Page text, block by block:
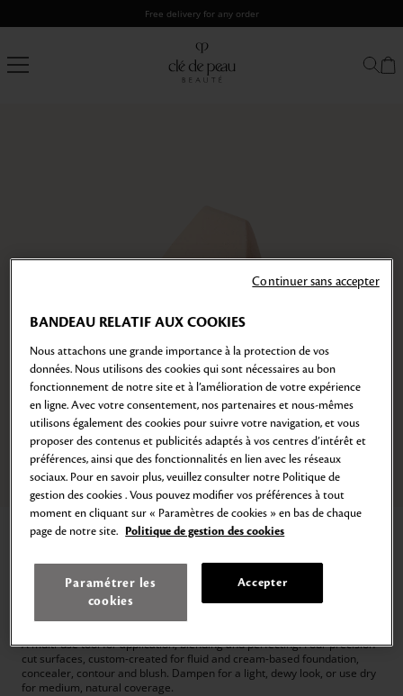
Free delivery for any order
de
Peau
Home Makeup Accessories Brushes & Puffs
THE SPONGE
Applies & Perfects Complexion
A multi-use tool for application, blending and perfecting. Four precision-
cut surfaces, custom-created for fluid and cream-based foundation,
concealer, contour and blush. Dampen for a light, dewy look, or use dry
for medium, natural coverage.
BANDEAU RELATIF AUX COOKIES
Nous attachons une grande importance à la protection de vos
données. Nous utilisons des cookies qui sont nécessaires au bon
fonctionnement de notre site et à l’amélioration de votre expérience
en ligne. Avec votre consentement, nos partenaires et nous-mêmes
utilisons également des cookies pour suivre votre navigation, et vous
proposer des contenus et publicités adaptés à vos centres d’intérêt et
préférences, ainsi que des fonctionnalités en lien avec les réseaux
sociaux. Pour en savoir plus, veuillez consulter notre Politique de
gestion des cookies . Vous pouvez modifier vos préférences à tout
moment en cliquant sur « Paramètres de cookies » en bas de chaque
page de notre site. Politique de gestion des cookies
Paramétrer les
cookies
Accepter
Continuer sans accepter